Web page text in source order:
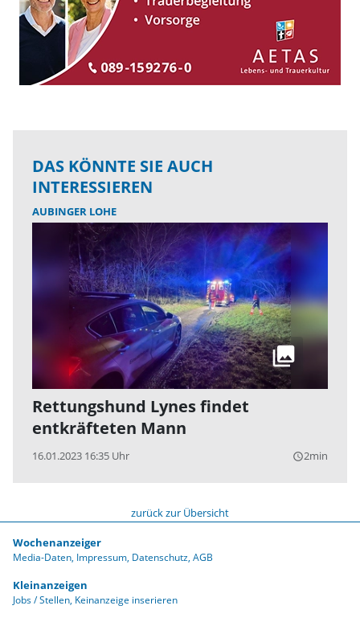
DAS KÖNNTE SIE AUCH
INTERESSIEREN
AUBINGER LOHE
Rettungshund Lynes findet
entkräfteten Mann
16.01.2023 16:35 Uhr query_builder2min
zurück zur Übersicht
Wochenanzeiger
Media-Daten Impressum Datenschutz AGB
Kleinanzeigen
Jobs / Stellen Keinanzeige inserieren